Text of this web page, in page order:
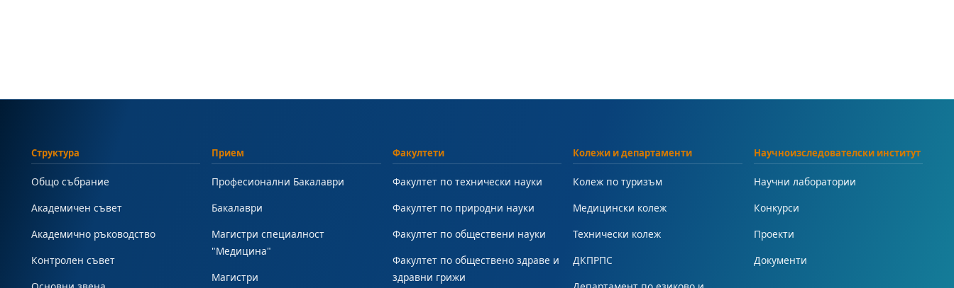
Структура
Общо събрание
Академичен съвет
Академично ръководство
Контролен съвет
Прием
Професионални Бакалаври
Бакалаври
Магистри специалност
"Медицина"
Магистри
Факултети
Факултет по технически науки
Факултет по природни науки
Факултет по обществени науки
Факултет по обществено здраве и
здравни грижи
Колежи и департаменти
Колеж по туризъм
Медицински колеж
Технически колеж
ДКПРПС
Научноизследователски институт
Научни лаборатории
Конкурси
Проекти
Документи